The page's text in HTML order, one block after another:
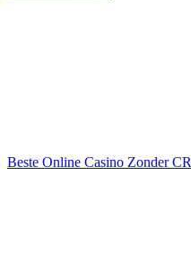
Beste Online Casino Zonder